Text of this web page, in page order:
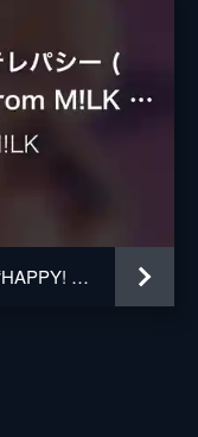
テレパシー (from M!LK 1st ARENA “HAPPY! HAPPY! HAPPY!” Live at 横浜アリーナ 2023.10.22)